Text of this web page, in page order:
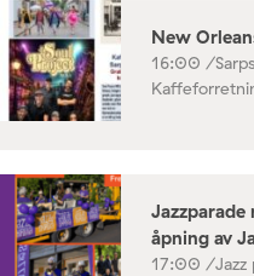
New
16:00 /
Jazzparade
åpning av
17:00 /Jazz